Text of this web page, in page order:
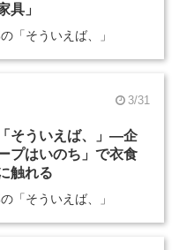
具」
「そういえば、」
3/31
そういえば、」―企
プはいのち」で衣食
触れる
「そういえば、」